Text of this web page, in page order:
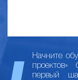
Начните
проектов»
первый